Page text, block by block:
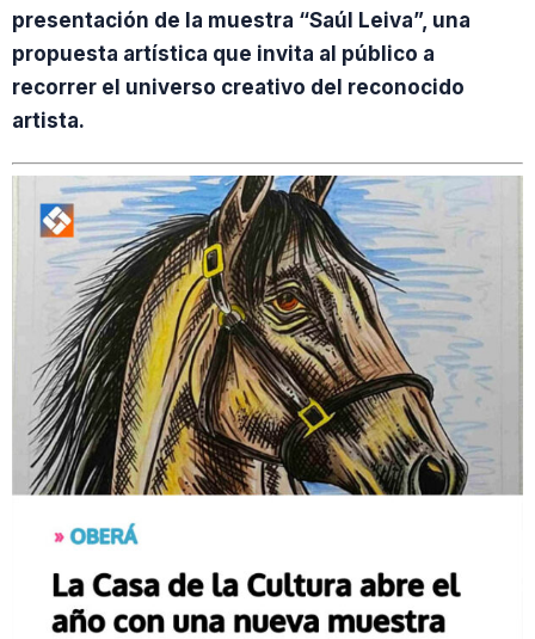
presentación de la muestra “Saúl Leiva”, una
propuesta artística que invita al público a
recorrer el universo creativo del reconocido
artista.